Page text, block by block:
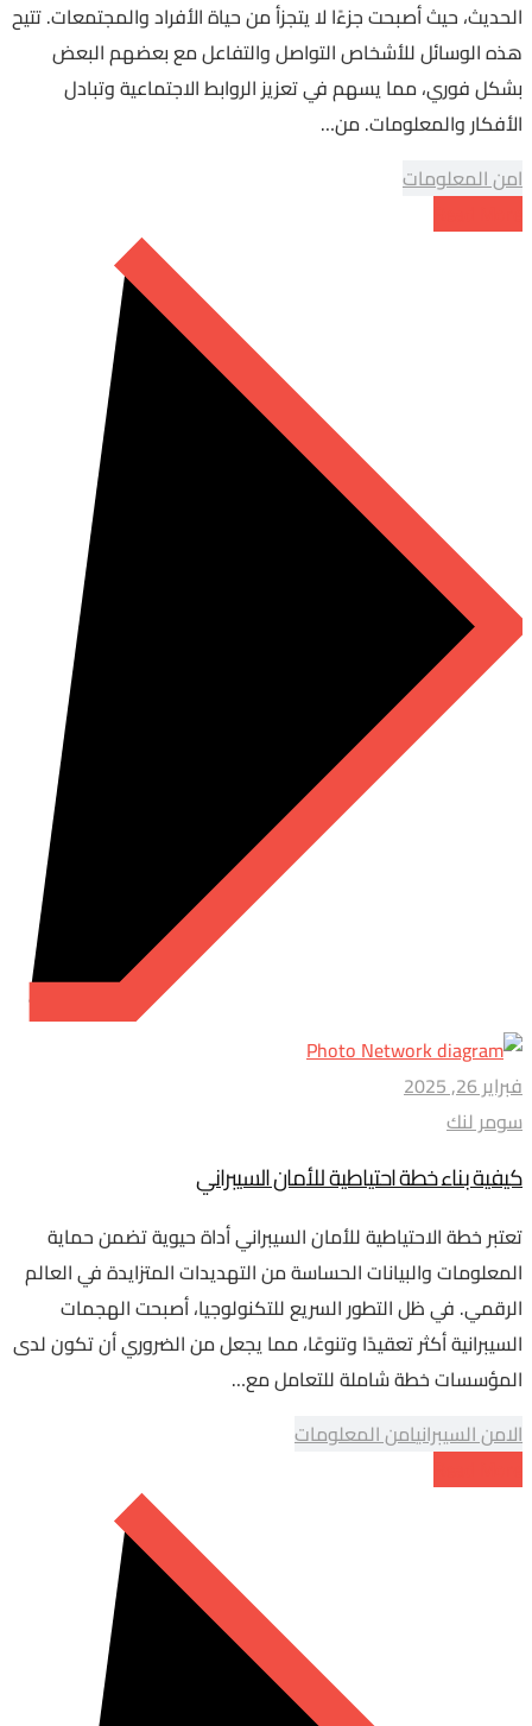
الحديث، حيث أصبحت جزءًا لا يتجزأ من حياة الأفراد والمجتمعات. تتيح
هذه الوسائل للأشخاص التواصل والتفاعل مع بعضهم البعض
بشكل فوري، مما يسهم في تعزيز الروابط الاجتماعية وتبادل
الأفكار والمعلومات. من…
امن المعلومات
فبراير 26, 2025
سومر لنك
كيفية بناء خطة احتياطية للأمان السيبراني
تعتبر خطة الاحتياطية للأمان السيبراني أداة حيوية تضمن حماية
المعلومات والبيانات الحساسة من التهديدات المتزايدة في العالم
الرقمي. في ظل التطور السريع للتكنولوجيا، أصبحت الهجمات
السيبرانية أكثر تعقيدًا وتنوعًا، مما يجعل من الضروري أن تكون لدى
المؤسسات خطة شاملة للتعامل مع…
الامن السيبرانيامن المعلومات